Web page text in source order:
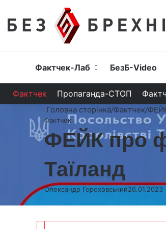
Головна
Фактчек-Лаб БезБ-Video
Фактчек Пропаганда-СТОП
Головна сторінка/Фактчек/
Фактчек
ФЕЙК про
Таїланд
Олександр Гороховський26.01.2023